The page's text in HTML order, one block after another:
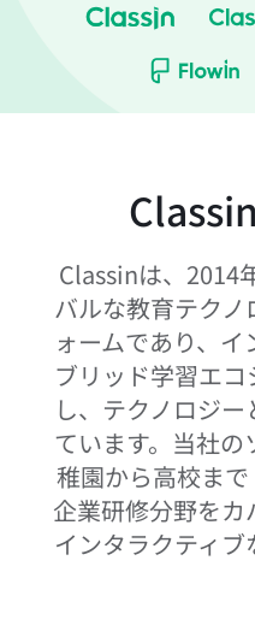
Classinは、2014
バルな教育テク
ォームであり、
ブリッド学習エ
し、テクノロジ
ています。当社
稚園から高校まで
企業研修分野を
インタラクティ